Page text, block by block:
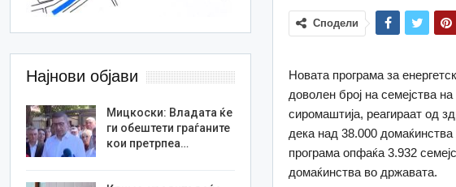
Сподели
Новата програма за
доволен број на семејства
сиромаштија, реагираат од
дека над 38.000
програма опфаќа 3.932
домаќинства во државата.
Најнови објави
Мицкоски: Владата ќе
ги обештети граѓаните
кои претрпеа…